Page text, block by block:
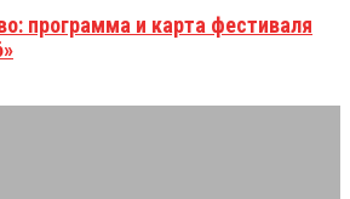
программа и карта фестиваля